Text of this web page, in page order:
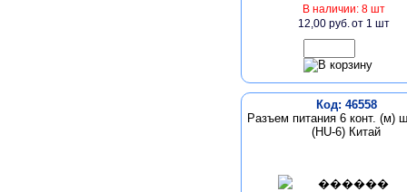
В наличии: 8 шт
12,00 руб.от 1 шт
Код: 46558
Разъем питания 6 конт. (м)
(HU-6) Китай